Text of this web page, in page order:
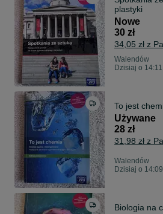
plastyki
Nowe
30 zł
34,05 zł z
Walendów
Dzisiaj o 14:11
To jest
Używane
28 zł
31,98 zł z
Walendów
Dzisiaj o 14:09
Biologia na